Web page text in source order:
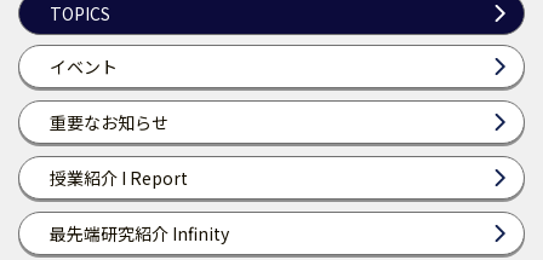
TOPICS
イベント
重要なお知らせ
授業紹介 I Report
最先端研究紹介 Infinity